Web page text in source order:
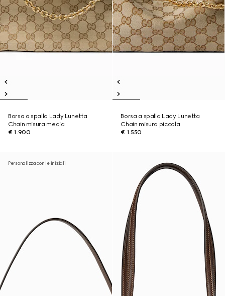
Borsa a spalla Lady Lunetta
Chain misura media
€ 1.900
Borsa a spalla Lady Lunetta
Chain misura piccola
€ 1.550
Personalizza con le iniziali